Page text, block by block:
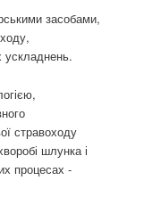
засобами,
ускладнень.
стравоходу
шлунка і
процесах -